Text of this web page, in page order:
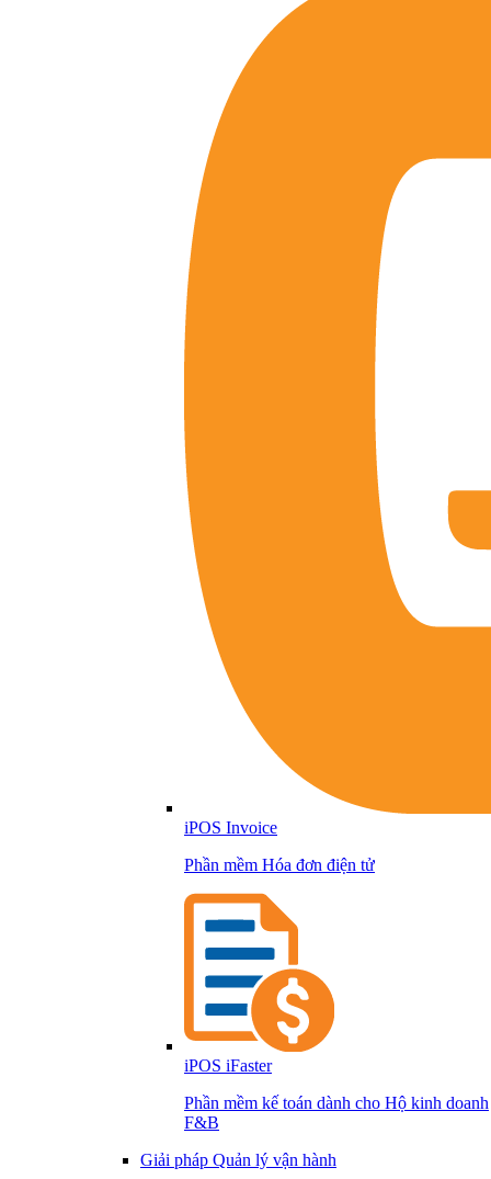
iPOS Invoice
Phần mềm Hóa đơn điện tử
iPOS iFaster
Phần mềm kế toán dành cho Hộ kinh doanh
F&B
Giải pháp Quản lý vận hành